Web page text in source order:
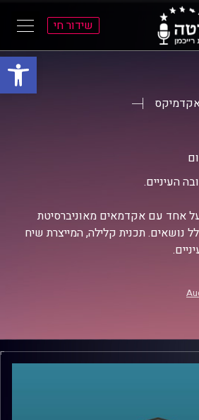
פתח
שידור חי
העיניים.
אחד עם אקדמאים מאוניברסיטת
נושאים. תכנית קלילה, המייצרת שיח